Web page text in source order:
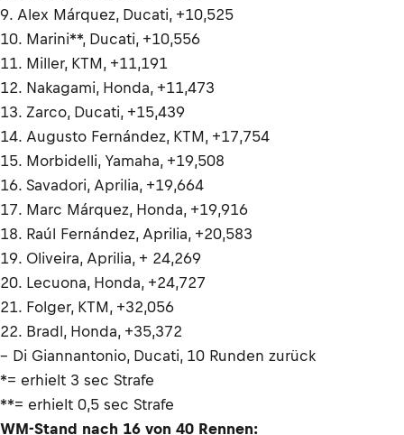
9. Alex Márquez, Ducati, +10,525
10. Marini**, Ducati, +10,556
11. Miller, KTM, +11,191
12. Nakagami, Honda, +11,473
13. Zarco, Ducati, +15,439
14. Augusto Fernández, KTM, +17,754
15. Morbidelli, Yamaha, +19,508
16. Savadori, Aprilia, +19,664
17. Marc Márquez, Honda, +19,916
18. Raúl Fernández, Aprilia, +20,583
19. Oliveira, Aprilia, + 24,269
20. Lecuona, Honda, +24,727
21. Folger, KTM, +32,056
22. Bradl, Honda, +35,372
– Di Giannantonio, Ducati, 10 Runden zurück
*= erhielt 3 sec Strafe
**= erhielt 0,5 sec Strafe
WM-Stand nach 16 von 40 Rennen: